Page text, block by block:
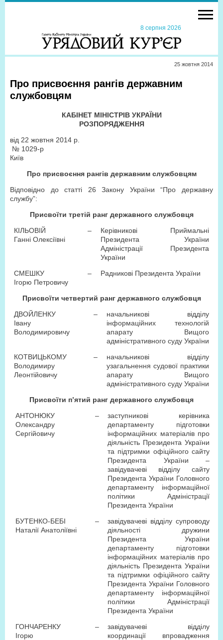
8 серпня 2026
25 жовтня 2014
Про присвоєння рангів державним
службовцям
КАБІНЕТ МІНІСТРІВ УКРАЇНИ
РОЗПОРЯДЖЕННЯ
від 22 жовтня 2014 р.
№ 1029-р
Київ
Про присвоєння рангів державним службовцям
Відповідно до статті 26 Закону України “Про державну
службу”:
Присвоїти третій ранг державного службовця
КІЛЬОВІЙ
Ганні Олексіївні
–
Керівникові Приймальні
Президента України
Адміністрації Президента
України
СМЕШКУ
Ігорю Петровичу
– Радникові Президента України
Присвоїти четвертий ранг державного службовця
ДВОЙЛЕНКУ
Івану
Володимировичу
–
начальникові відділу
інформаційних технологій
апарату Вищого
адміністративного суду України
КОТВИЦЬКОМУ
Володимиру
Леонтійовичу
–
начальникові відділу
узагальнення судової практики
апарату Вищого
адміністративного суду України
Присвоїти п’ятий ранг державного службовця
АНТОНЮКУ
Олександру
Сергійовичу
–
заступникові керівника
департаменту підготовки
інформаційних матеріалів про
діяльність Президента України
та підтримки офіційного сайту
Президента України –
завідувачеві відділу сайту
Президента України Головного
департаменту інформаційної
політики Адміністрації
Президента України
БУТЕНКО-БЕБІ
Наталії Анатоліївні
–
завідувачеві відділу супроводу
діяльності дружини
Президента України
департаменту підготовки
інформаційних матеріалів про
діяльність Президента України
та підтримки офіційного сайту
Президента України Головного
департаменту інформаційної
політики Адміністрації
Президента України
ГОНЧАРЕНКУ
Ігорю
–
завідувачеві відділу
координації впровадження